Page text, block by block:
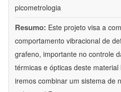
picometrologia
Resumo: Este projeto visa a
comportamento vibracional de
grafeno, importante no controle
térmicas e ópticas deste
iremos combinar um sistema de